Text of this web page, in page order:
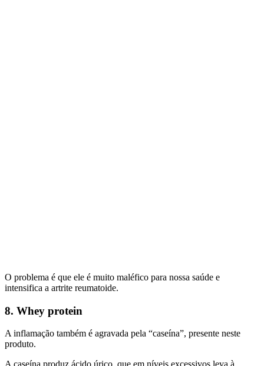
O problema é que ele é muito maléfico para nossa saúde e
intensifica a artrite reumatoide.
8. Whey protein
A inflamação também é agravada pela “caseína”, presente neste
produto.